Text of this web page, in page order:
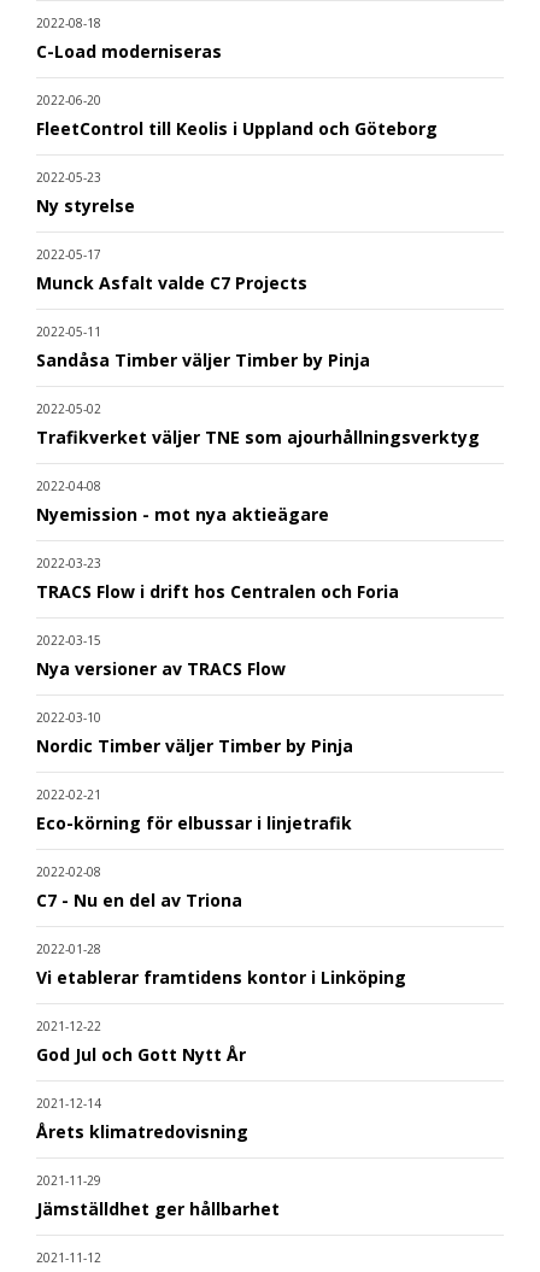
2022-08-18
C-Load moderniseras
2022-06-20
FleetControl till Keolis i Uppland och Göteborg
2022-05-23
Ny styrelse
2022-05-17
Munck Asfalt valde C7 Projects
2022-05-11
Sandåsa Timber väljer Timber by Pinja
2022-05-02
Trafikverket väljer TNE som ajourhållningsverktyg
2022-04-08
Nyemission - mot nya aktieägare
2022-03-23
TRACS Flow i drift hos Centralen och Foria
2022-03-15
Nya versioner av TRACS Flow
2022-03-10
Nordic Timber väljer Timber by Pinja
2022-02-21
Eco-körning för elbussar i linjetrafik
2022-02-08
C7 - Nu en del av Triona
2022-01-28
Vi etablerar framtidens kontor i Linköping
2021-12-22
God Jul och Gott Nytt År
2021-12-14
Årets klimatredovisning
2021-11-29
Jämställdhet ger hållbarhet
2021-11-12